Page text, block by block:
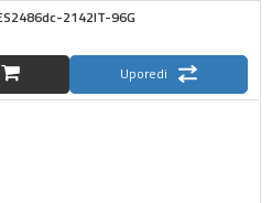
2142IT-96G
Uporedi